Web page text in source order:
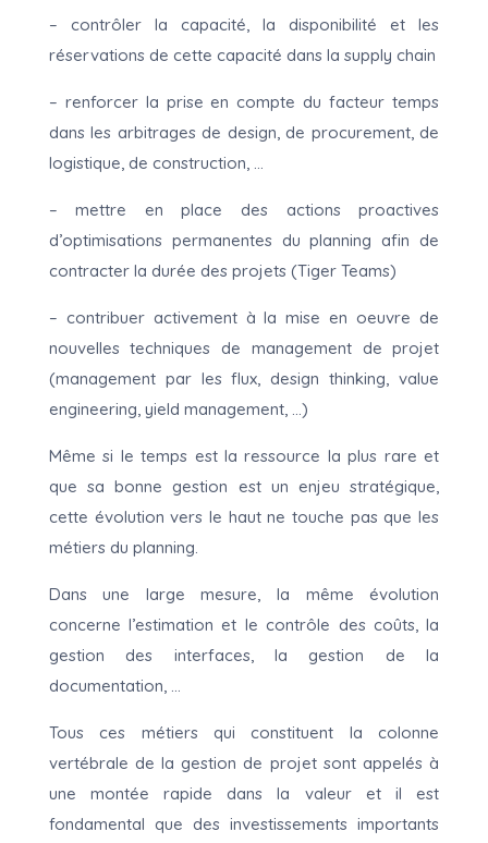
– contrôler la capacité, la disponibilité et les
réservations de cette capacité dans la supply chain
– renforcer la prise en compte du facteur temps
dans les arbitrages de design, de procurement, de
logistique, de construction, …
– mettre en place des actions proactives
d’optimisations permanentes du planning afin de
contracter la durée des projets (Tiger Teams)
– contribuer activement à la mise en oeuvre de
nouvelles techniques de management de projet
(management par les flux, design thinking, value
engineering, yield management, …)
Même si le temps est la ressource la plus rare et
que sa bonne gestion est un enjeu stratégique,
cette évolution vers le haut ne touche pas que les
métiers du planning.
Dans une large mesure, la même évolution
concerne l’estimation et le contrôle des coûts, la
gestion des interfaces, la gestion de la
documentation, …
Tous ces métiers qui constituent la colonne
vertébrale de la gestion de projet sont appelés à
une montée rapide dans la valeur et il est
fondamental que des investissements importants